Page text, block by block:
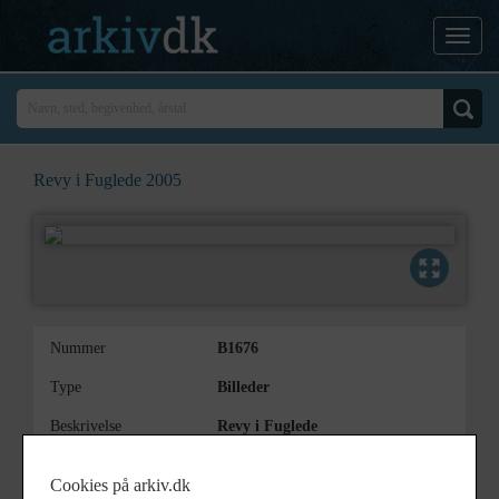
Revy i Fuglede 2005
Nummer B1676
Type Billeder
Beskrivelse Revy i Fuglede
Cookies på arkiv.dk